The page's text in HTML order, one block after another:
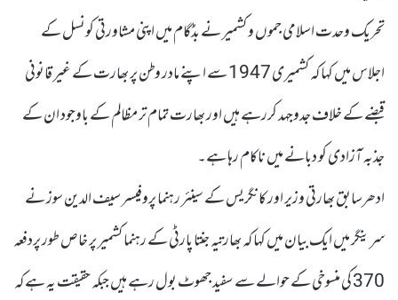
تحریک وحدت اسلامی جموں و کشمیر نے بڈگام میں اپنی مشاورتی کونسل کے
اجلاس میں کہا کہ کشمیری 1947 سے اپنے مادر وطن پر بھارت کے غیر قانونی
قبضے کے خلاف جدوجہد کررہے ہیں اور بھارت تمام تر مظالم کے باوجود ان کے
جذبہ آزادی کو دبانے میں ناکام رہا ہے۔
ادھرسابق بھارتی وزیر اور کانگریس کے سینئر رہنما پروفیسر سیف الدین سوز نے
سرینگر میں ایک بیان میں کہا کہ بھارتیہ جنتا پارٹی کے رہنما کشمیر پر خاص طور پردفعہ
370 کی منسوخی کے حوالے سے سفید جھوٹ بول رہے ہیں جبکہ حقیقت یہ ہے کہ